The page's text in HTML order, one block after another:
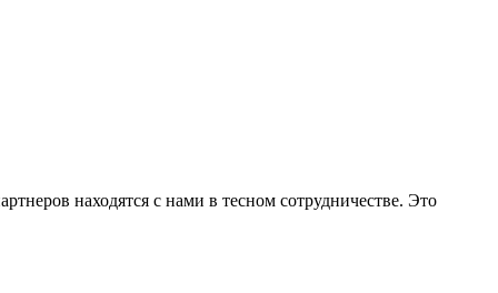
находятся с нами в тесном сотрудничестве. Это